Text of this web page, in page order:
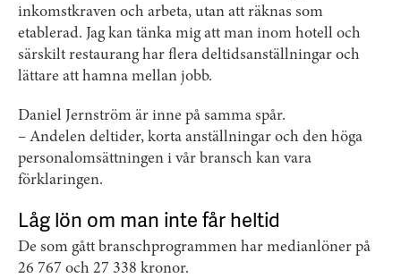
inkomstkraven och arbeta, utan att räknas som
etablerad. Jag kan tänka mig att man inom hotell och
särskilt restaurang har flera deltidsanställningar och
lättare att hamna mellan jobb.
Daniel Jernström är inne på samma spår.
– Andelen deltider, korta anställningar och den höga
personalomsättningen i vår bransch kan vara
förklaringen.
Låg lön om man inte får heltid
De som gått branschprogrammen har medianlöner på
26 767 och 27 338 kronor.